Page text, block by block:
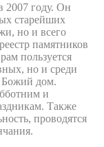
2007 году. Он
старейших
но и всего
памятников
пользуется
но и среди
Божий дом.
и
Также
проводятся